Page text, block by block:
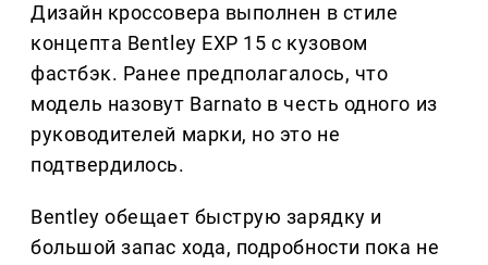
Дизайн кроссовера выполнен в стиле
концепта Bentley EXP 15 с кузовом
фастбэк. Ранее предполагалось, что
модель назовут Barnato в честь одного из
руководителей марки, но это не
подтвердилось.
Bentley обещает быструю зарядку и
большой запас хода, подробности пока не